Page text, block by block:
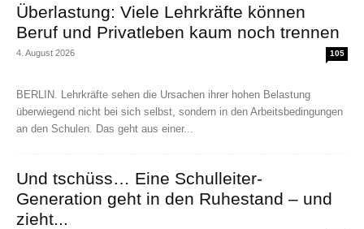
Überlastung: Viele Lehrkräfte können
Beruf und Privatleben kaum noch trennen
4. August 2026 105
BERLIN. Lehrkräfte sehen die Ursachen ihrer hohen Belastung
überwiegend nicht bei sich selbst, sondern in den Arbeitsbedingungen
an den Schulen. Das geht aus einer...
Und tschüss… Eine Schulleiter-
Generation geht in den Ruhestand – und
zieht...